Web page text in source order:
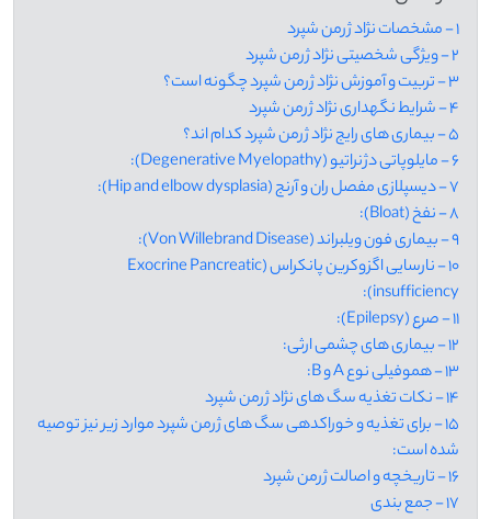
1 - مشخصات نژاد ژرمن شپرد
2 - ویژگی شخصیتی نژاد ژرمن شپرد
3 - تربیت و آموزش نژاد ژرمن شپرد چگونه است؟
4 - شرایط نگهداری نژاد ژرمن شپرد
5 - بیماری های رایج نژاد ژرمن شپرد کدام اند؟
6 - مایلوپاتی دژنراتیو (Degenerative Myelopathy):
7 - دیسپلازی مفصل ران و آرنج (Hip and elbow dysplasia):
8 - نفخ (Bloat):
9 - بیماری فون ویلبراند (Von Willebrand Disease):
10 - نارسایی اگزوکرین پانکراس (Exocrine Pancreatic
insufficiency):
11 - صرع (Epilepsy):
12 - بیماری های چشمی ارثی:
13 - هموفیلی نوع A و B:
14 - نکات تغذیه سگ های نژاد ژرمن شپرد
15 - برای تغذیه و خوراکدهی سگ های ژرمن شپرد موارد زیر نیز توصیه
شده است:
16 - تاریخچه و اصالت ژرمن شپرد
17 - جمع بندی